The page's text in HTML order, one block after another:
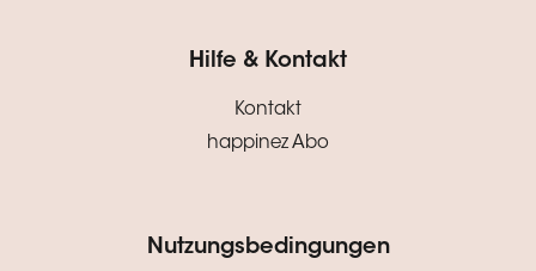
Hilfe & Kontakt
Kontakt
happinez Abo
Nutzungsbedingungen